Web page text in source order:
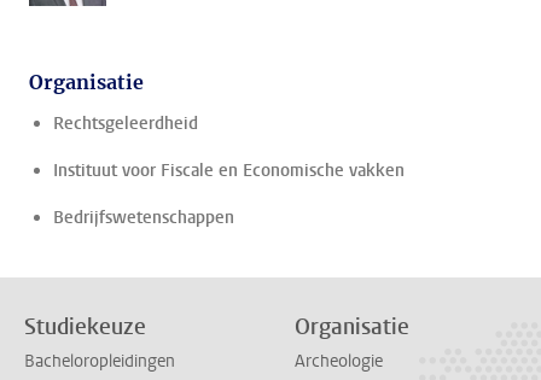
Organisatie
Rechtsgeleerdheid
Instituut voor Fiscale en Economische vakken
Bedrijfswetenschappen
Studiekeuze
Bacheloropleidingen
Organisatie
Archeologie